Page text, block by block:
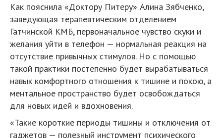
Как пояснила «Доктору Питеру» Алина Зябченко,
заведующая терапевтическим отделением
Гатчинской КМБ, первоначальное чувство скуки и
желания уйти в телефон — нормальная реакция на
отсутствие привычных стимулов. Но с помощью
такой практики постепенно будет вырабатываться
навык комфортного отношения к тишине и покою, а
ментальное пространство будет освобождаться
для новых идей и вдохновения.
«Такие короткие периоды тишины и отключения от
гаджетов — полезный инструмент психического